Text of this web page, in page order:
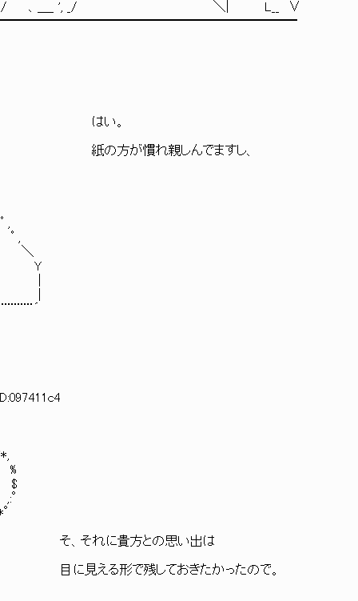
＼| L__ ∨
r.＼____ はい。
｣ﾉ | 紙の方が慣れ親しんでますし、
,
＼
Y
｢ヾ |
ﾆ| |
そ、それに貴方との思い出は
目に見える形で残しておきたかったので。